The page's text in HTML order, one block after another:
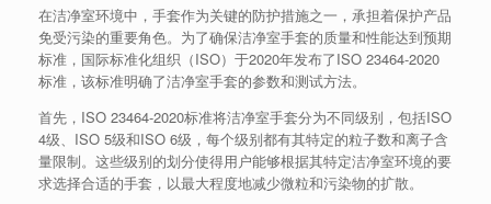
在洁净室环境中，手套作为关键的防护措施之一，承担着保护产品
免受污染的重要角色。为了确保洁净室手套的质量和性能达到预期
标准，国际标准化组织（ISO）于2020年发布了ISO 23464-2020
标准，该标准明确了洁净室手套的参数和测试方法。
首先，ISO 23464-2020标准将洁净室手套分为不同级别，包括ISO
4级、ISO 5级和ISO 6级，每个级别都有其特定的粒子数和离子含
量限制。这些级别的划分使得用户能够根据其特定洁净室环境的要
求选择合适的手套，以最大程度地减少微粒和污染物的扩散。